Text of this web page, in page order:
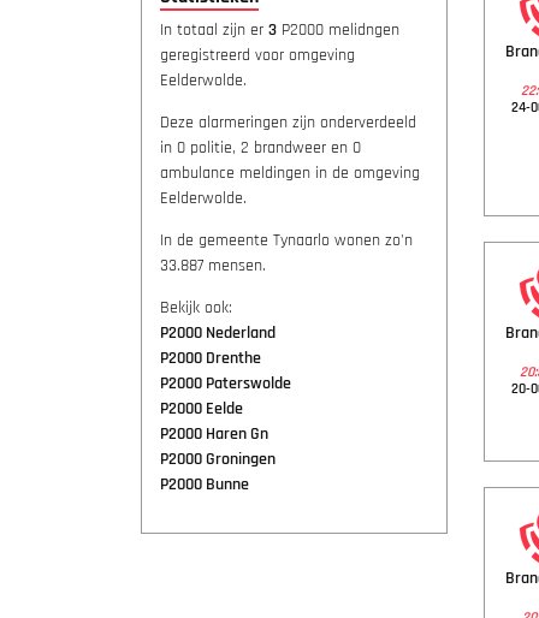
In totaal zijn er 3 P2000 melidngen
geregistreerd voor omgeving
Eelderwolde.
Deze alarmeringen zijn onderverdeeld
in 0 politie, 2 brandweer en 0
ambulance meldingen in de omgeving
Eelderwolde.
In de gemeente Tynaarlo wonen zo'n
33.887 mensen.
Bekijk ook:
P2000 Nederland
P2000 Drenthe
P2000 Paterswolde
P2000 Eelde
P2000 Haren Gn
P2000 Groningen
P2000 Bunne
24-
20-